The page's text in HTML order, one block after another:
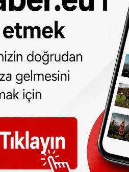
Partisi (PVV) lideri Geert
yasağı yürürlüğe girdi,
ifadelerini kullandı.